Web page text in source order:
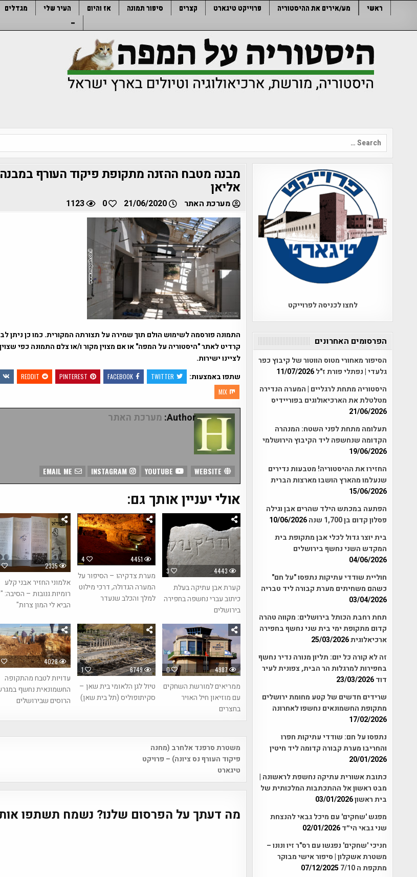
ראשי מע/אירים את ההיסטוריה פרוייקט טיגארט קצרים סיפור תמונה אז והיום העיר שלי מגדלים
–
Search
for:
מבנה מטבח ההזנה מתקופת פיקוד העורף
אליאן
מערכת האתר 21/06/2020
0
1123
התמונה פורסמה לשימוש הולם תוך שמירה על תצורתה המקורית. כמו כן ניתן
קרדיט לאתר "היסטוריה על המפה" או אם מצוין מקור ו/או צלם התמונה כפי
לציינו ישירות.
שתפו באמצעות:
TWITTER
FACEBOOK
PINTEREST
REDDIT
MIX
Author: מערכת האתר
INSTAGRAM
אולי יעניין אותך גם:
2335
אלמוני החזיר אבני קלע
רומיות גנובות – הסיבה:
הביא לי המון צרות"
4 4451
מערת צדקיהו – הסיפור על
המערה הגדולה, דרכי מילוט
למלך והכלב שנעדר
3 4443
קערת אבן עתיקה בעלת
כיתוב עברי נחשפה בחפירה
בירושלים
4028
עדויות לטבח מהתקופה
החשמונאית נחשף
הרוסים שבירושלים
1 6749
טיול לגן הלאומי בית שאן –
סקיתופוליס (תל בית שאן)
0 4987
ממריאים למורשת השחקים
עם מוזיאון חיל האויר
בחצרים
Post
navigation
משטרת סרפנד אלחרב (מחנה
פיקוד העורף נס ציונה) – פרויקט
טיגארט
מה דעתך על הפרסום שלנו? נשמח תשתפו
לחצו לכניסה לפרוייקט
הפרסומים האחרונים
הסיפור מאחורי מטוס הווטור של קיבוץ כפר
גלעדי | נפתלי פורת ז"ל11/07/2026
היסטוריה מתחת לרגליים | המערה הנדירה
מטלטלת את הארכיאולוגים בפוריידיס
21/06/2026
תעלומה מתחת לפני השטח: המנהרה
הקדומה שנחשפה ליד הקיבוץ הירושלמי
19/06/2026
החזירו את ההיסטוריה! מטבעות נדירים
שנעלמו מהארץ הושבו מארצות הברית
15/06/2026
הפתעה במכתש הילד שהרים אבן וגילה
פסלון קדום בן 1,700 שנה
10/06/2026
בית יוצר גדול לכלי אבן מתקופת בית
המקדש השני נחשף בירושלים
04/06/2026
חוליית שודדי עתיקות נתפסו "על חם"
כשהם משחיתים מערת קבורה ליד טבריה
03/04/2026
תחת רחבת הכותל בירושלים: מקווה טהרה
קדום מתקופת ימי בית שני נחשף בחפירה
ארכיאלוגית25/03/2026
זה לא קורה כל יום: תליון מנורה נדיר נחשף
בחפירות למרגלות הר הבית, צפונית לעיר
דוד23/03/2026
שרידים חדשים של קטע מחומת ירושלים
מתקופת החשמונאים נחשפו לאחרונה
17/02/2026
נתפסו על חם: שודדי עתיקות חפרו
והחריבו מערת קבורה קדומה ליד חיטין
20/01/2026
כתובת אשורית עתיקה נחשפת לראשונה |
מבט ראשון אל ההתכתבות המלכותית של
בית ראשון03/01/2026
מפגש 'שחקים' עם מיכל גבאי להנצחת
שני גבאי הי״ד02/01/2026
חניכי 'שחקים' נפגשו עם רס"ר זיו ונונו –
משטרת אשקלון | סיפור אישי מבוקר
מתקפת ה 7/10
07/12/2025